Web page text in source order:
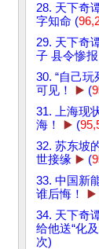
28. 天下奇
字知命 (
29. 天下奇
子 县令惨
30. “自己玩
可见！
▶️ (
31. 上海现
海！
▶️ (
32. 苏东坡
世接缘 ▶️ (
33. 中国新
谁后悔！
▶️
34. 天下奇
给他送“化
次)